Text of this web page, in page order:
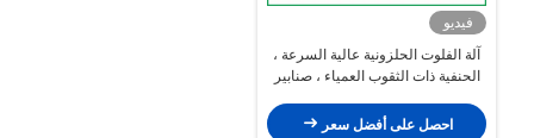
فيديو
آلة الفلوت الحلزونية عالية السرعة ،
الحنفية ذات الثقوب العمياء ، صنابير
احصل على أفضل سعر